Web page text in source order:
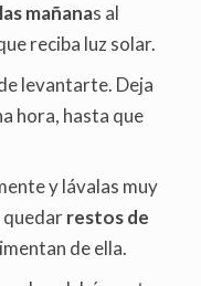
mañanas al
reciba luz solar.
levantarte. Deja
hora, hasta que
y lávalas muy
quedarrestos de
de ella.